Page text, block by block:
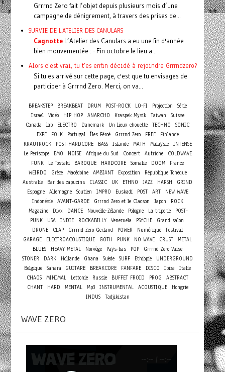
Grrrnd Zero fait l’objet depuis plusieurs mois d’une
campagne de dénigrement, à travers des prises de...
SURVIE DE L'ATELIER DES CANULARS
CagnotteL’Atelier des Canulars a eu une fin d'année
bien mouvementée : - Fin octobre le lieu a...
Alors c'est vrai, tu t'es enfin décidé à rejoindre Grrrndzero?
Si tu es arrivé sur cette page, c'est que tu envisages de
participer à Grrrnd Zero. Merci, on va...
BREAKSTEP BREAKBEAT DRUM POST-ROCK LO-FI Projection
Série
Israel
Vidéo HIP HOP ANARCHO Kraspek Mysik Taiwan
Suisse
Canada
lab ELECTRO Danemark Un lieux chouette TECHNO
SONIC
EXPE
FOLK Portugal Îles Féroé Grrrnd Zero FREE
Finlande
KRAUTROCK
POST-HARDCORE BASS Islande MATH Malaysie
INTENSE
Le Periscope
EMO NOISE Afrique du Sud Concert Autriche
COLDWAVE
FUNK
Le Tostaki BAROQUE HARDCORE Somalie DOOM
France
WEIRDO
Grèce Macédoine AMBIANT Exposition
République Tchèque
Australie
Bar des capucins CLASSIC UK ETHNO JAZZ HARSH
GRIND
Espagne
Allemagne Soutien IMPRO Euskadi POST ART
NEW WAVE
Indonésie
AVANT-GARDE Grrrnd Zero et le Clacson Japon
ROCK
Magazine
Divx DANCE Nouvelle-Zélande Pologne La triperie
POST-
PUNK
USA INDIE ROCKABILLY Venezuela PSYCHE
Grand salon
DRONE
CLAP Grrrnd Zero Gerland POWER Numérique
Festival
GARAGE
ELECTROACOUSTIQUE GOTH PUNK NO WAVE CRUST METAL
BLUES
HEAVY METAL Norvège Pays-bas POP
Grrrnd Zero Vaise
STONER
DARK Hollande Ghana Suède SURF Ethiopie
UNDERGROUND
Belgique Sahara GUITARE BREAKCORE FANFARE DISCO Ibiza
Italie
CHAOS MINIMAL Lettonie Russie BUFFET FROID PROG
ABSTRACT
CHANT
HARD MENTAL Mp3 INSTRUMENTAL ACOUSTIQUE
Hongrie
INDUS
Tadjikistan
WAVE ZERO